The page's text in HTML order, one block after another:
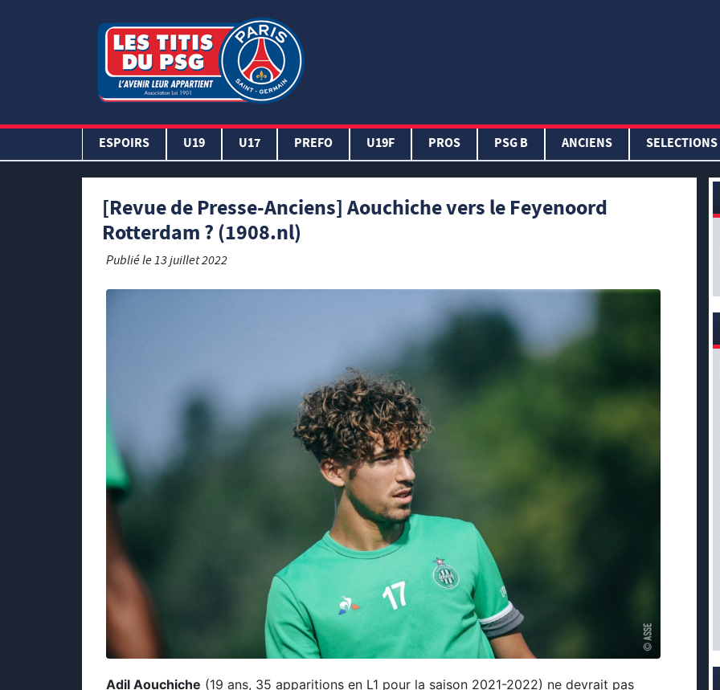
ESPOIRS U19 U17 PREFO U19F PROS PSG B ANCIENS SELECTIONS
[Revue de Presse-Anciens] Aouchiche vers le Feyenoord
Rotterdam ? (1908.nl)
Publié le13 juillet 2022
Adil Aouchiche (19 ans, 35 apparitions en L1 pour la saison 2021-2022) ne devrait pas